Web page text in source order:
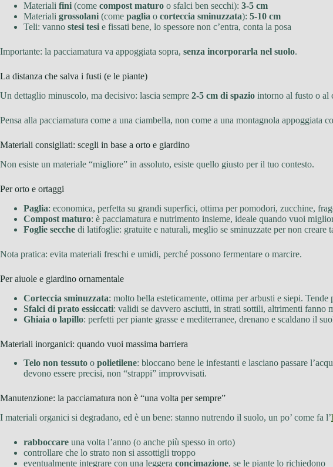
Materiali fini (come compost maturo o sfalci ben secchi): 3-5 cm
Materiali grossolani (come paglia o corteccia sminuzzata): 5-10 cm
Teli: vanno stesi tesi e fissati bene, lo spessore non c’entra, conta la posa
Importante: la pacciamatura va appoggiata sopra, senza incorporarla nel suolo.
La distanza che salva i fusti (e le piante)
Un dettaglio minuscolo, ma decisivo: lascia sempre 2-5 cm di spazio intorno al fusto o al
Pensa alla pacciamatura come a una ciambella, non come a una montagnola appoggiata
Materiali consigliati: scegli in base a orto e giardino
Non esiste un materiale “migliore” in assoluto, esiste quello giusto per il tuo contesto.
Per orto e ortaggi
Paglia: economica, perfetta su grandi superfici, ottima per pomodori, zucchine,
Compost maturo: è pacciamatura e nutrimento insieme, ideale quando vuoi
Foglie secche di latifoglie: gratuite e naturali, meglio se sminuzzate per non creare
Nota pratica: evita materiali freschi e umidi, perché possono fermentare o marcire.
Per aiuole e giardino ornamentale
Corteccia sminuzzata: molto bella esteticamente, ottima per arbusti e siepi. Tende
Sfalci di prato essiccati: validi se davvero asciutti, in strati sottili, altrimenti fanno
Ghiaia o lapillo: perfetti per piante grasse e mediterranee, drenano e scaldano il
Materiali inorganici: quando vuoi massima barriera
Telo non tessuto o polietilene: bloccano bene le infestanti e lasciano passare
devono essere precisi, non “strappi” improvvisati.
Manutenzione: la pacciamatura non è “una volta per sempre”
I materiali organici si degradano, ed è un bene: stanno nutrendo il suolo, un po’ come fa l’
rabboccare una volta l’anno (o anche più spesso in orto)
controllare che lo strato non si assottigli troppo
eventualmente integrare con una leggera concimazione, se le piante lo richiedono